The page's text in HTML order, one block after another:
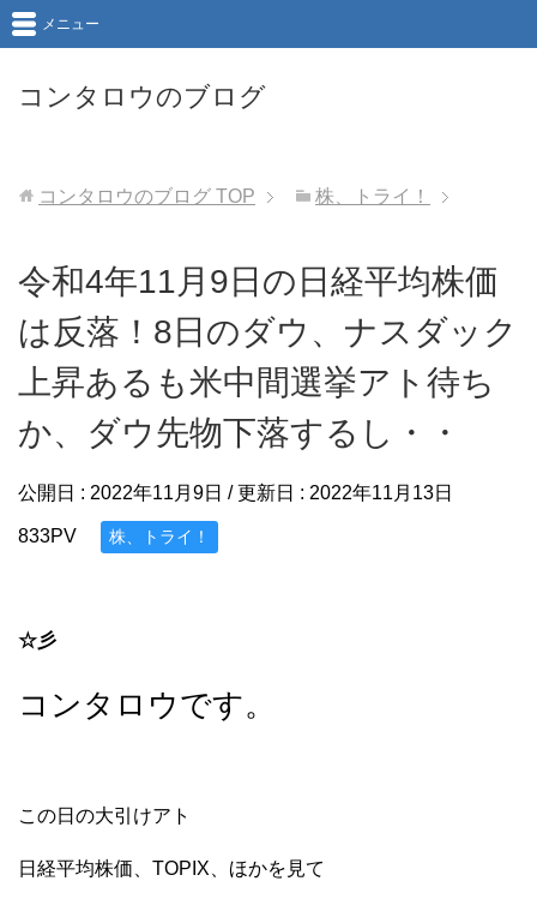
コンタロウのブログ
メニュー
コンタロウのブログ TOP 株、トライ！
令和4年11月9日の日経平均株価
は反落！8日のダウ、ナスダック
上昇あるも米中間選挙アト待ち
か、ダウ先物下落するし・・
公開日 : 2022年11月9日 / 更新日 : 2022年11月13日
833PV 株、トライ！
☆彡
コンタロウです。
この日の大引けアト
日経平均株価、TOPIX、ほかを見て